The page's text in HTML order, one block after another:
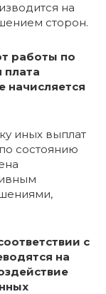
на
сторон.
работы по
плата
начисляется
иных выплат
состоянию
с
на